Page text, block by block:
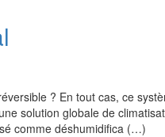
? En tout cas, ce
solution globale de
comme déshumidifica (…)